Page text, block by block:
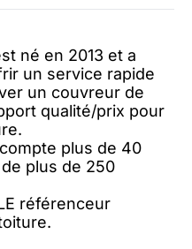
né en 2013 et a
un service rapide
un couvreur de
qualité/prix pour
plus de 40
plus de 250
référenceur